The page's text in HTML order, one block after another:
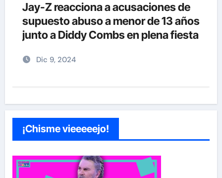
Jay-Z reacciona a acusaciones de
supuesto abuso a menor de 13 años
junto a Diddy Combs en plena fiesta
Dic 9, 2024
¡Chisme vieeeeejo!